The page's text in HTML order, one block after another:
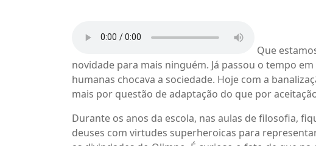
Que
novidade para mais ninguém. Já passou o tempo
humanas chocava a sociedade. Hoje com a
mais por questão de adaptação do que por
Durante os anos da escola, nas aulas de filosofia,
deuses com virtudes superheroicas para